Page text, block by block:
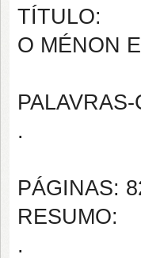
TÍTULO:
O MÉNON
.
PÁGINAS:
RESUMO:
.